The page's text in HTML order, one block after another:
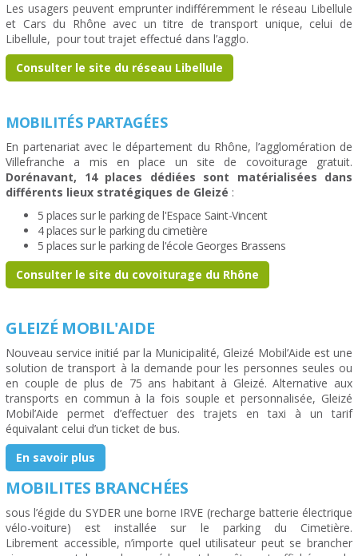
Les usagers peuvent emprunter indifféremment le réseau Libellule
et Cars du Rhône avec un titre de transport unique, celui de
Libellule, pour tout trajet effectué dans l’agglo.
Consulter le site du réseau Libellule
MOBILITÉS PARTAGÉES
En partenariat avec le département du Rhône, l’agglomération de
Villefranche a mis en place un site de covoiturage gratuit.
Dorénavant, 14 places dédiées sont matérialisées dans
différents lieux stratégiques de Gleizé :
5 places sur le parking de l'Espace Saint-Vincent
4 places sur le parking du cimetière
5 places sur le parking de l'école Georges Brassens
Consulter le site du covoiturage du Rhône
GLEIZÉ MOBIL'AIDE
Nouveau service initié par la Municipalité, Gleizé Mobil’Aide est une
solution de transport à la demande pour les personnes seules ou
en couple de plus de 75 ans habitant à Gleizé. Alternative aux
transports en commun à la fois souple et personnalisée, Gleizé
Mobil’Aide permet d’effectuer des trajets en taxi à un tarif
équivalant celui d’un ticket de bus.
En savoir plus
MOBILITES BRANCHÉES
sous l’égide du SYDER une borne IRVE (recharge batterie électrique
vélo-voiture) est installée sur le parking du Cimetière.
Librement accessible, n’importe quel utilisateur peut se brancher